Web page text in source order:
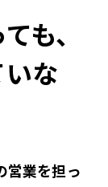
も、
な
業を担っ